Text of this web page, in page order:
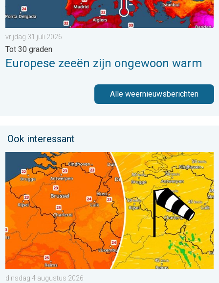
vrijdag 31 juli 2026
Tot 30 graden
Europese zeeën zijn ongewoon warm
Alle weernieuwsberichten
Ook interessant
Koeler weer op komst. Maxima onder 25 graden. . . dinsdag
dinsdag 4 augustus 2026